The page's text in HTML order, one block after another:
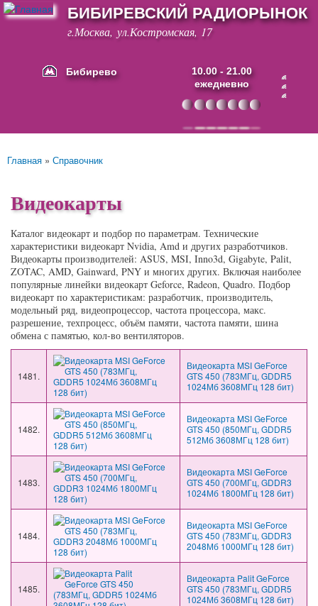
Перейти к
основному
содержанию
БИБИРЕВСКИЙ РАДИОРЫНОК
г.Москва, ул.Костромская, 17
Бибирево
10.00 - 21.00
ежедневно
Основные ссылки
Вы здесь
Главная » Справочник
Видеокарты
Каталог видеокарт и подбор по параметрам. Технические
характеристики видеокарт Nvidia, Amd и других разработчиков.
Видеокарты производителей: ASUS, MSI, Inno3d, Gigabyte, Palit,
ZOTAC, AMD, Gainward, PNY и многих других. Включая наиболее
популярные линейки видеокарт Geforce, Radeon, Quadro. Подбор
видеокарт по характеристикам: разработчик, производитель,
модельный ряд, видеопроцессор, частота процессора, макс.
разрешение, техпроцесс, объём памяти, частота памяти, шина
обмена с памятью, кол-во вентиляторов.
1481.
Видеокарта MSI GeForce
GTS 450 (783МГц, GDDR5
1024Мб 3608МГц 128 бит)
1482.
Видеокарта MSI GeForce
GTS 450 (850МГц, GDDR5
512Мб 3608МГц 128 бит)
1483.
Видеокарта MSI GeForce
GTS 450 (700МГц, GDDR3
1024Мб 1800МГц 128 бит)
1484.
Видеокарта MSI GeForce
GTS 450 (783МГц, GDDR3
2048Мб 1000МГц 128 бит)
1485.
Видеокарта Palit GeForce
GTS 450 (783МГц, GDDR5
1024Мб 3608МГц 128 бит)